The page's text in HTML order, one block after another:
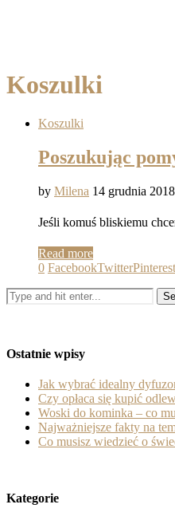
Koszulki
Koszulki
Poszukując
by Milena 14 grudnia 2018
Jeśli komuś bliskiemu
Read more
0 FacebookTwitterPinterest
Ostatnie wpisy
Jak wybrać idealny
Czy opłaca się kupić
Woski do kominka – co
Najważniejsze fakty na
Co musisz wiedzieć o
Kategorie